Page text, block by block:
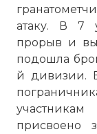
атаку. В 7
прорыв и
подошла
й дивизии.
присвоено